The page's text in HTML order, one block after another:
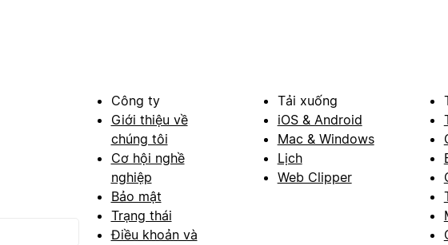
Công ty
Giới thiệu về
chúng tôi
Cơ hội nghề
nghiệp
Bảo mật
Trạng thái
Điều khoản và
Tải xuống
iOS & Android
Mac & Windows
Lịch
Web Clipper